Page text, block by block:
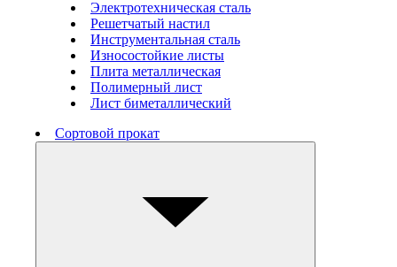
Электротехническая сталь
Решетчатый настил
Инструментальная сталь
Износостойкие листы
Плита металлическая
Полимерный лист
Лист биметаллический
Сортовой прокат